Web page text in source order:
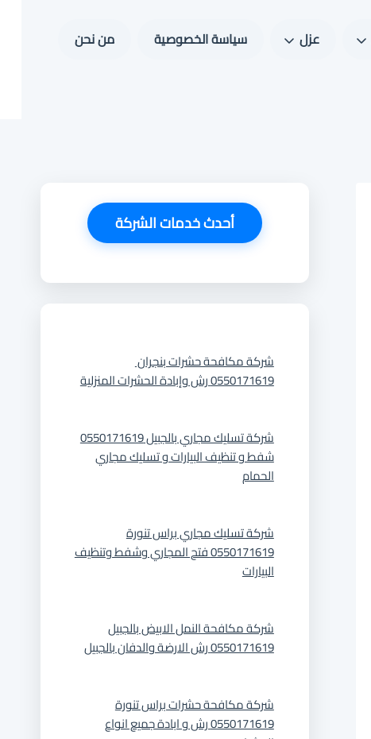
عزل سياسة الخصوصية
من نحن
أحدث خدمات الشركة
شركة مكافحة حشرات بنجران
0550171619 رش وإبادة الحشرات المنزلية
شركة تسليك مجاري بالجبيل 0550171619
شفط و تنظيف البيارات و تسليك مجاري
الحمام
شركة تسليك مجاري براس تنورة
0550171619 فتح المجاري وشفط وتنظيف
البيارات
شركة مكافحة النمل الابيض بالجبيل
0550171619 رش الارضة والدفان بالجبيل
شركة مكافحة حشرات براس تنورة
0550171619 رش و ابادة جميع انواع